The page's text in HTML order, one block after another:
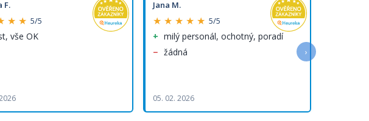
F.
★ ★ 5/5
vše OK
Jana M.
★ ★ ★ ★ ★ 5/5
milý personál, ochotný, poradí
žádná
05. 02. 2026
›